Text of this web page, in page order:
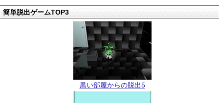
簡単脱出ゲームTOP3
黒い部屋からの脱出5